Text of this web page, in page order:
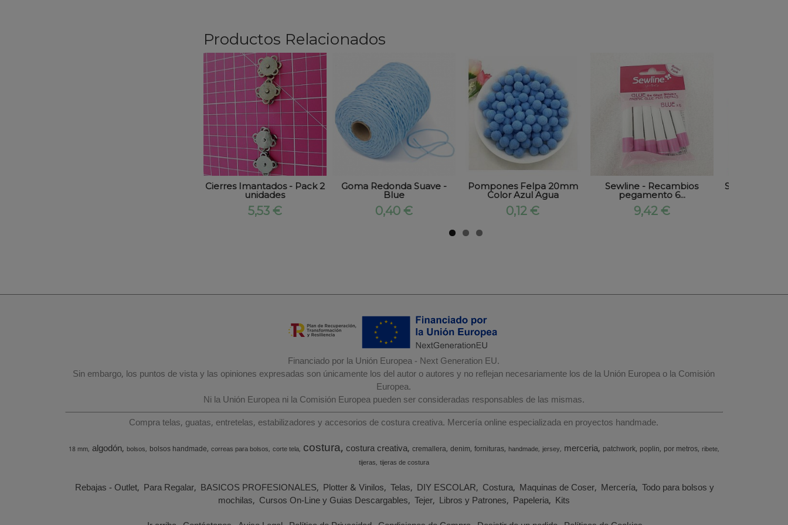
Productos Relacionados
Cierres Imantados - Pack 2
unidades
5,53 €
Goma Redonda Suave -
Blue
0,40 €
Pompones Felpa 20mm
Color Azul Agua
0,12 €
Sewline - Recambios
pegamento 6...
9,42 €
SCHMETZ -
Financiado por la Unión Europea - Next Generation EU.
Sin embargo, los puntos de vista y las opiniones expresadas son únicamente los del autor o autores y no reflejan necesariamente los de la Unión Europea o la Comisión
Europea.
Ni la Unión Europea ni la Comisión Europea pueden ser consideradas responsables de las mismas.
Compra telas, guatas, entretelas, estabilizadores y accesorios de costura creativa. Mercería online especializada en proyectos handmade.
18 mm algodón bolsos bolsos handmade correas para bolsos corte tela costura costura creativa cremallera denim fornituras handmade jersey merceria patchwork poplin por metros ribete
tijeras tijeras de costura
Rebajas - Outlet Para Regalar BASICOS PROFESIONALES Plotter & Vinilos Telas DIY ESCOLAR Costura Maquinas de Coser Mercería Todo para bolsos y
mochilas Cursos On-Line y Guias Descargables Tejer Libros y Patrones Papeleria Kits